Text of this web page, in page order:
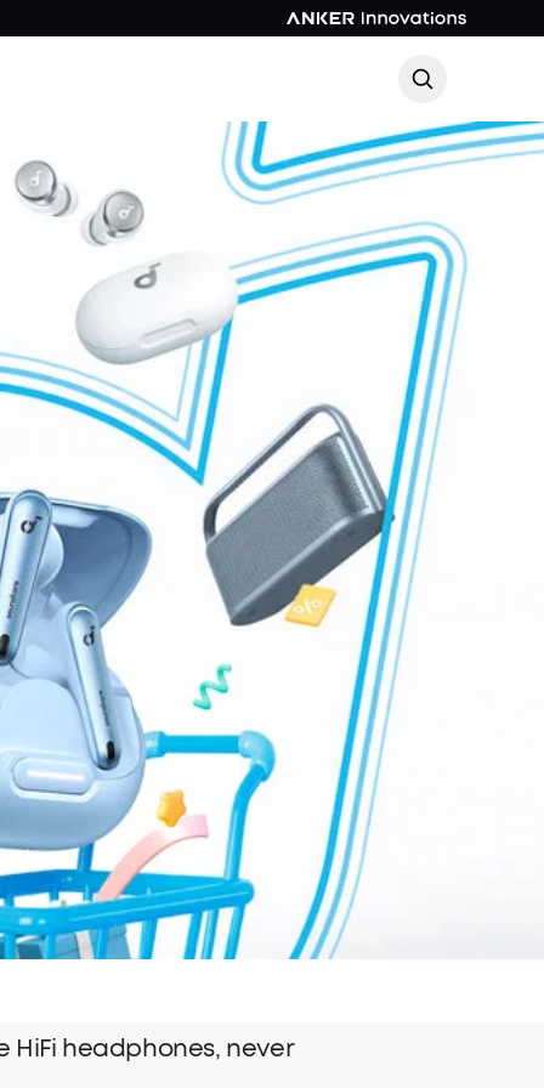
headphones, never